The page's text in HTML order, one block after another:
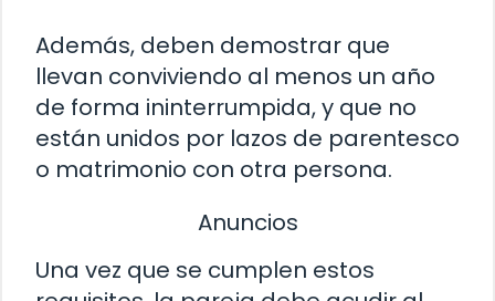
Además, deben demostrar que
llevan conviviendo al menos un año
de forma ininterrumpida, y que no
están unidos por lazos de parentesco
o matrimonio con otra persona.
Anuncios
Una vez que se cumplen estos